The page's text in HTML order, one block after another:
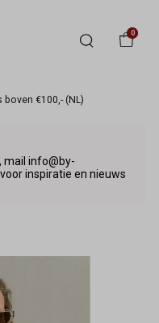
0
€100,- (NL)
mail info@by-
inspiratie en nieuws